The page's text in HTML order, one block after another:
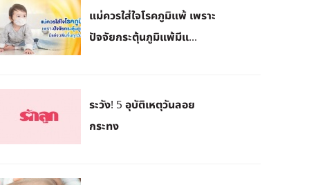
แม่ควรใส่ใจโรคภูมิแพ้ เพราะ
ปัจจัยกระตุ้นภูมิแพ้มีแ...
ระวัง! 5 อุบัติเหตุวันลอย
กระทง